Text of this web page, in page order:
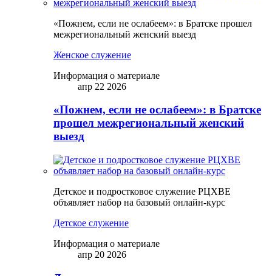
«Пожнем, если не ослабеем»: в Братске прошел
межрегиональный женский выезд
Женское служение
Информация о материале
апр 22 2026
«Пожнем, если не ослабеем»: в Братске
прошел межрегиональный женский
выезд
Детское и подростковое служение РЦХВЕ
объявляет набор на базовый онлайн-курс
Детское служение
Информация о материале
апр 20 2026